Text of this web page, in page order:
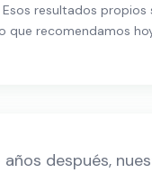
Esos resultados propios
que recomendamos
años después,